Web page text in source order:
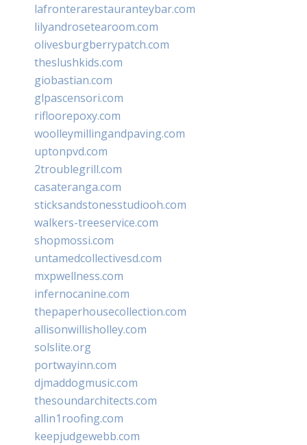
lafronterarestauranteybar.com
lilyandrosetearoom.com
olivesburgberrypatch.com
theslushkids.com
giobastian.com
glpascensori.com
rifloorepoxy.com
woolleymillingandpaving.com
uptonpvd.com
2troublegrill.com
casateranga.com
sticksandstonesstudiooh.com
walkers-treeservice.com
shopmossi.com
untamedcollectivesd.com
mxpwellness.com
infernocanine.com
thepaperhousecollection.com
allisonwillisholley.com
solslite.org
portwayinn.com
djmaddogmusic.com
thesoundarchitects.com
allin1roofing.com
keepjudgewebb.com